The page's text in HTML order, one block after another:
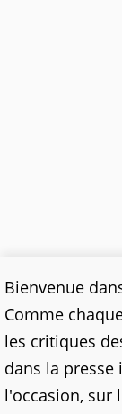
Bienvenue
Comme
les critiques
dans la presse
l'occasion, sur